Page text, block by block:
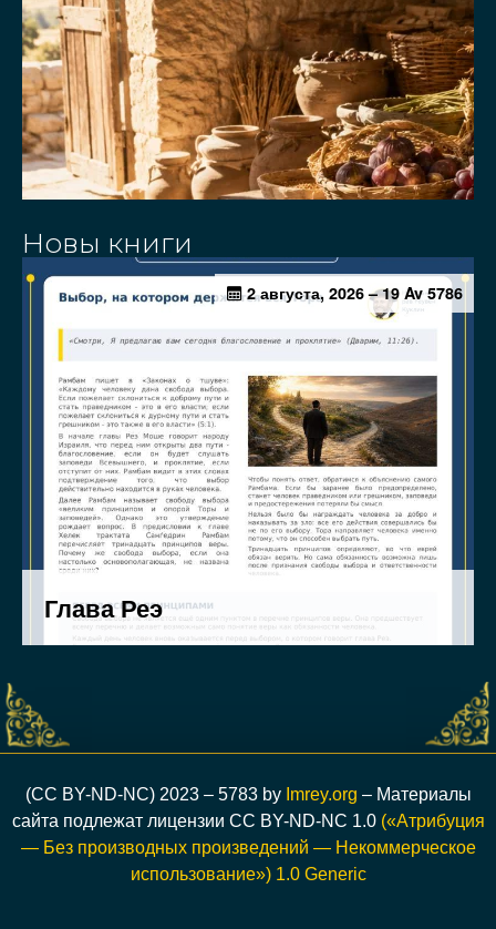
Новы книги
(CC BY-ND-NC) 2023 – 5783 by Imrey.org – Материалы
сайта подлежат лицензии CC BY-ND-NC 1.0(«Атрибуция
— Без производных произведений — Некоммерческое
использование») 1.0 Generic